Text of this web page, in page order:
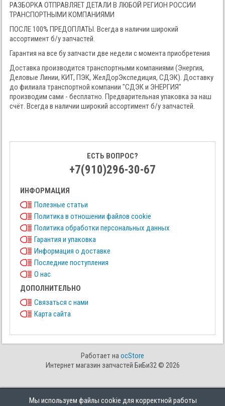
Мы используем файлы cookie для корректной работы
РАЗБОРКА ОТПРАВЛЯЕТ ДЕТАЛИ В ЛЮБОЙ РЕГИОН РОССИИ
ТРАНСПОРТНЫМИ КОМПАНИЯМИ
ПОСЛЕ 100% ПРЕДОПЛАТЫ. Всегда в наличии широкий
ассортимент б/у запчастей.
Гарантия на все бу запчасти две недели с момента приобретения
Доставка производится транспортными компаниями (Энергия,
Деловые Линии, КИТ, ПЭК, ЖелДорЭкспедиция, СДЭК). Доставку
до филиала транспортной компании "СДЭК и ЭНЕРГИЯ"
производим сами - бесплатно. Предварительная упаковка за наш
счёт. Всегда в наличии широкий ассортимент б/у запчастей.
ЕСТЬ ВОПРОС?
+7(910)296-30-67
ИНФОРМАЦИЯ
Полезные статьи
Политика в отношении файлов cookie
Политика обработки персональных данных
Гарантия и упаковка
Информация о доставке
Последние поступления
О нас
ДОПОЛНИТЕЛЬНО
Связаться с нами
Карта сайта
Работает наocStore
Интернет магазин запчастей БиБи32 © 2026